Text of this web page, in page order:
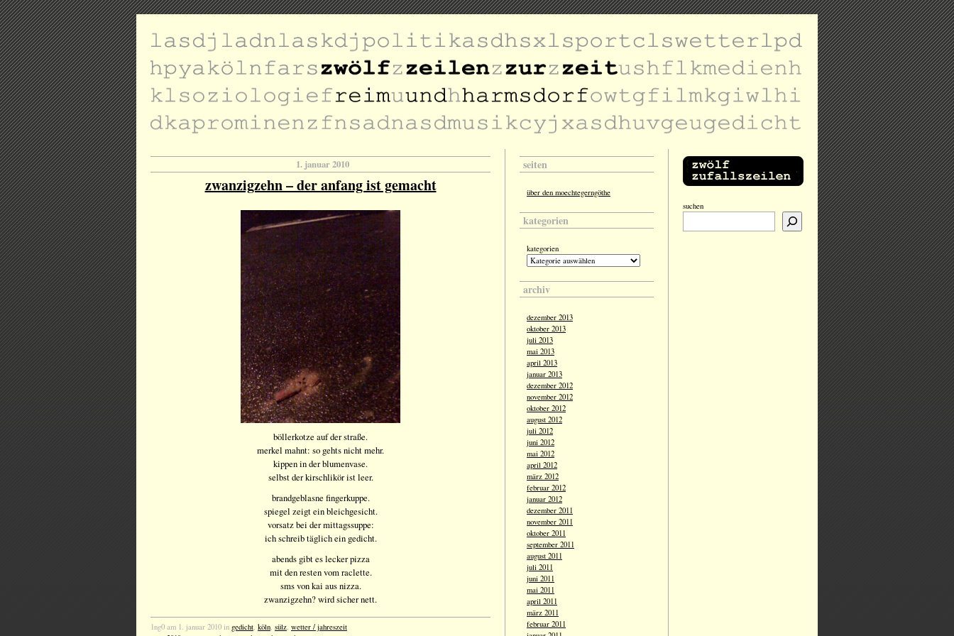
1. januar 2010
zwanzigzehn – der anfang ist gemacht
böllerkotze auf der straße.
merkel mahnt: so gehts nicht mehr.
kippen in der blumenvase.
selbst der kirschlikör ist leer.
brandgeblasne fingerkuppe.
spiegel zeigt ein bleichgesicht.
vorsatz bei der mittagssuppe:
ich schreib täglich ein gedicht.
abends gibt es lecker pizza
mit den resten vom raclette.
sms von kai aus nizza.
zwanzigzehn? wird sicher nett.
1ng0 am 1. januar 2010 in gedicht, köln, sülz, wetter / jahreszeit
seiten
über den moechtegerngöthe
kategorien
kategorien
archiv
dezember 2013
oktober 2013
juli 2013
mai 2013
april 2013
januar 2013
dezember 2012
november 2012
oktober 2012
august 2012
juli 2012
juni 2012
mai 2012
april 2012
märz 2012
februar 2012
januar 2012
dezember 2011
november 2011
oktober 2011
september 2011
august 2011
juli 2011
juni 2011
mai 2011
april 2011
märz 2011
februar 2011
suchen